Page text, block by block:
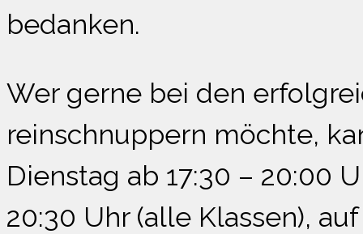
bedanken.
Wer gerne bei den
reinschnuppern möchte,
Dienstag ab 17:30 – 20:00
20:30 Uhr (alle Klassen),